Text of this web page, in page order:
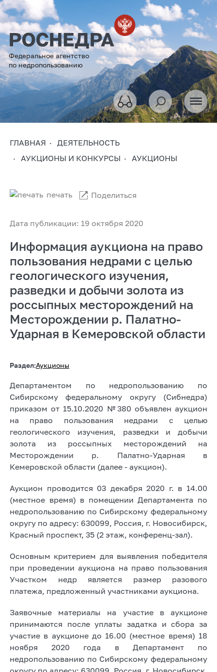
Федеральное агентство
по недропользованию
ГЛАВНАЯ
ДЕЯТЕЛЬНОСТЬ
АУКЦИОНЫ И КОНКУРСЫ
АУКЦИОНЫ
Дата публикации: 19 октября 2020
печать Поделиться
Информация аукциона на право
пользования недрами с целью
геологического изучения,
разведки и добычи золота из
россыпных месторождений на
Месторождении р. Палатно-
Ударная в Кемеровской области
Раздел:Аукционы
Департаментом по недропользованию по
Сибирскому федеральному округу (Сибнедра)
приказом от 15.10.2020 №380 объявлен аукцион
на право пользования недрами с целью
геологического изучения, разведки и добычи
золота из россыпных месторождений на
Месторождении р. Палатно-Ударная в
Кемеровской области (далее - аукцион).
Аукцион проводится 03 декабря 2020 г. в 14.00
(местное время) в помещении Департамента по
недропользованию по Сибирскому федеральному
округу по адресу: 630099, Россия, г. Новосибирск,
Красный проспект, 35 (2 этаж, конференц-зал).
Основным критерием для выявления победителя
при проведении аукциона на право пользования
Участком недр является размер разового
платежа, предложенный участниками аукциона.
Заявочные материалы на участие в аукционе
принимаются после уплаты задатка и сбора за
участие в аукционе до 16.00 (местное время) 18
ноября 2020 года в Департамент по
недропользованию по Сибирскому федеральному